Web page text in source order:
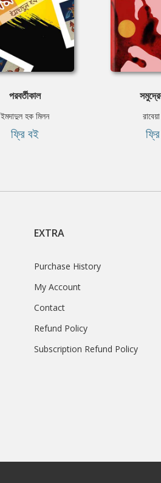
পরবর্তীকাল
ইমদাদুল হক মিলন
ফ্রি বই
EXTRA
Purchase History
My Account
Contact
Refund Policy
Subscription Refund Policy